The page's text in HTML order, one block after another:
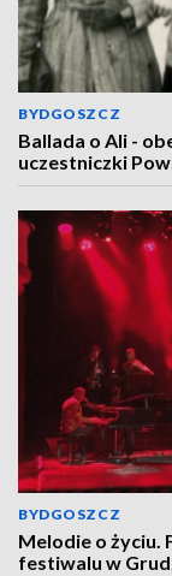
BYDGOSZCZ
Ballada o Ali -
uczestniczki
BYDGOSZCZ
Melodie o życiu.
festiwalu w